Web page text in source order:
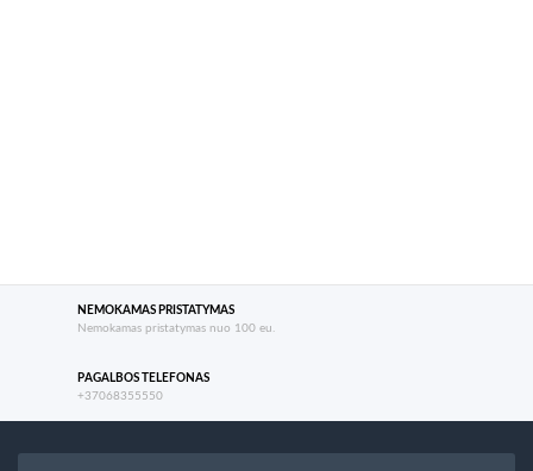
NEMOKAMAS PRISTATYMAS
Nemokamas pristatymas nuo 100 eu.
PAGALBOS TELEFONAS
+37068355550